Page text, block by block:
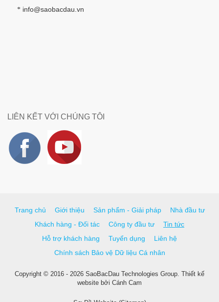
* info@saobacdau.vn
LIÊN KẾT VỚI CHÚNG TÔI
Trang chủ Giới thiệu Sản phẩm - Giải pháp
Nhà đầu tư
Khách hàng - Đối tác
Công ty đầu tư
Tin tức
Hỗ trợ khách hàng
Tuyển dụng
Liên hệ
Chính sách Bảo vệ Dữ liệu Cá nhân
Copyright © 2016 - 2026 SaoBacDau Technologies Group. Thiết kế
website bởi Cánh Cam